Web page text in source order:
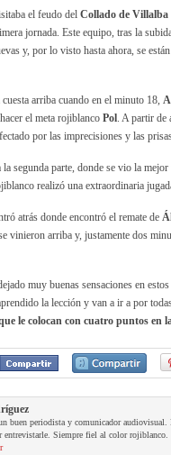
el feudo del Collado de Villalba
jornada. Este equipo, tras la
y, por lo visto hasta ahora, se
arriba cuando en el minuto 18,
el meta rojiblanco Pol. A partir de
por las imprecisiones y las
segunda parte, donde se vio la
realizó una extraordinaria
atrás donde encontró el remate de
vinieron arriba y, justamente dos
muy buenas sensaciones en
la lección y van a ir a por
le colocan con cuatro puntos en
buen periodista y comunicador
entrevistarle. Siempre fiel al color rojiblanco.